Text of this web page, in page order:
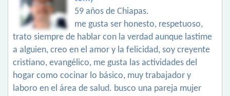
59 años de Chiapas.
me gusta ser honesto, respetuoso,
trato siempre de hablar con la verdad aunque lastime
a alguien, creo en el amor y la felicidad, soy creyente
cristiano, evangélico, me gusta las actividades del
hogar como cocinar lo básico, muy trabajador y
laboro en el área de salud. busco una pareja mujer